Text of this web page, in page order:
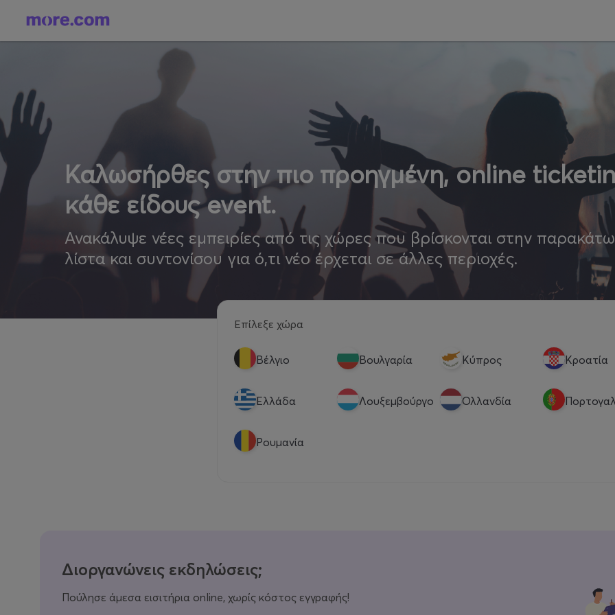
Καλωσήρθες στην πιο προηγμένη, online
κάθε είδους event.
Ανακάλυψε νέες εμπειρίες από τις χώρες που βρίσκονται στην παρακάτω
λίστα και συντονίσου για ό,τι νέο έρχεται σε άλλες περιοχές.
Επίλεξε χώρα
Βέλγιο Βουλγαρία Κύπρος Κροατία
Eλλάδα Λουξεμβούργο Ολλανδία
Ρουμανία
Διοργανώνεις εκδηλώσεις;
Πούλησε άμεσα εισιτήρια online, χωρίς κόστος εγγραφής!